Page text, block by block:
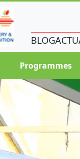
BLOG
Programmes